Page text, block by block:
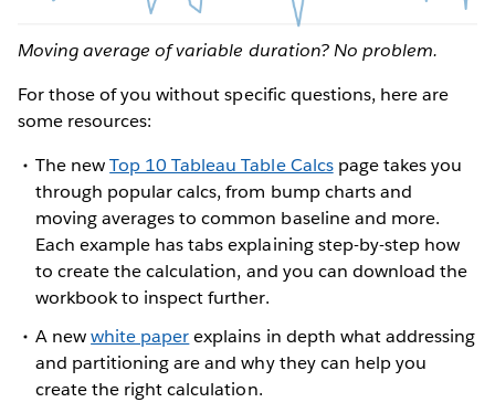
Moving average of variable duration? No problem.
For those of you without specific questions, here are
some resources:
The newTop 10 Tableau Table Calcspage takes you
through popular calcs, from bump charts and
moving averages to common baseline and more.
Each example has tabs explaining step-by-step how
to create the calculation, and you can download the
workbook to inspect further.
A newwhite paperexplains in depth what addressing
and partitioning are and why they can help you
create the right calculation.